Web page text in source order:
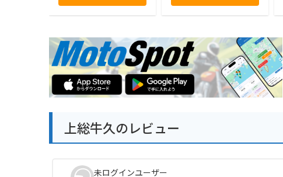
上総牛久のレビュー
未ログインユーザー